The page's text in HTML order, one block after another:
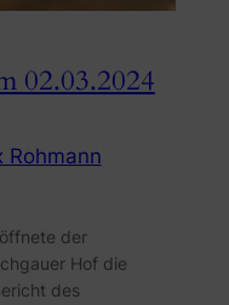
02.03.2024
Rohmann
der
Hof die
des